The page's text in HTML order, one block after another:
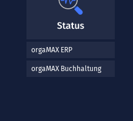
orgaMAX ERP
orgaMAX Buchhaltung